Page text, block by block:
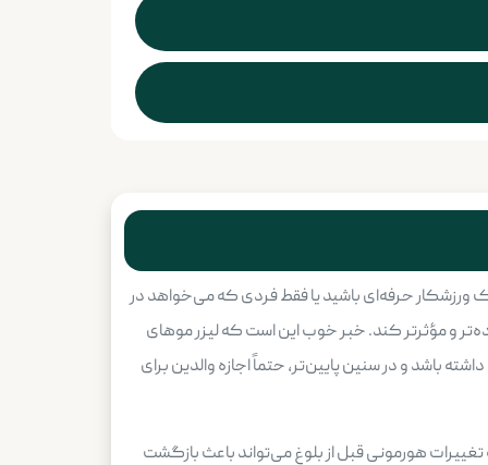
ورزشکار حرفه‌ای باشید یا فقط فردی که می‌خواهد در
و مؤثرتر کند. خبر خوب این است که لیزر موهای
باشد و در سنین پایین‌تر، حتماً اجازه والدین برای
هورمونی قبل از بلوغ می‌تواند باعث بازگشت